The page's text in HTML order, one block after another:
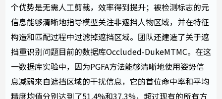
个优势是无需人工剪裁，效率得到提升；被检测标志的元
信息能够清晰地指导模型关注非遮挡人物区域，并在特征
构造和匹配过程中过滤掉遮挡区域。团队还建造了关于遮
挡重识别问题目前的数据库Occluded-DukeMTMC。在这
一数据库实验中，因为PGFA方法能够清晰地使用姿势信
息减弱来自遮挡区域的干扰信息，它的首位命中率和平均
精度均值分别达到了51.4%和37.3%，超过现有的所有方